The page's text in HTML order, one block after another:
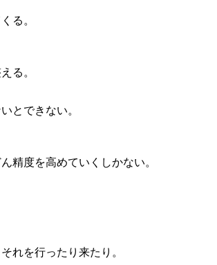
る。
る。
とできない。
精度を高めていくしかない。
れを行ったり来たり。